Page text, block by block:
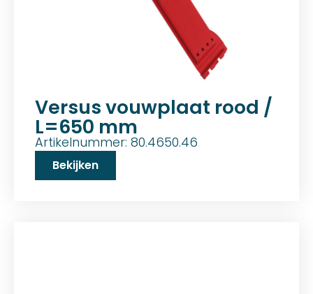
Versus vouwplaat rood /
L=650 mm
Artikelnummer: 80.4650.46
Bekijken